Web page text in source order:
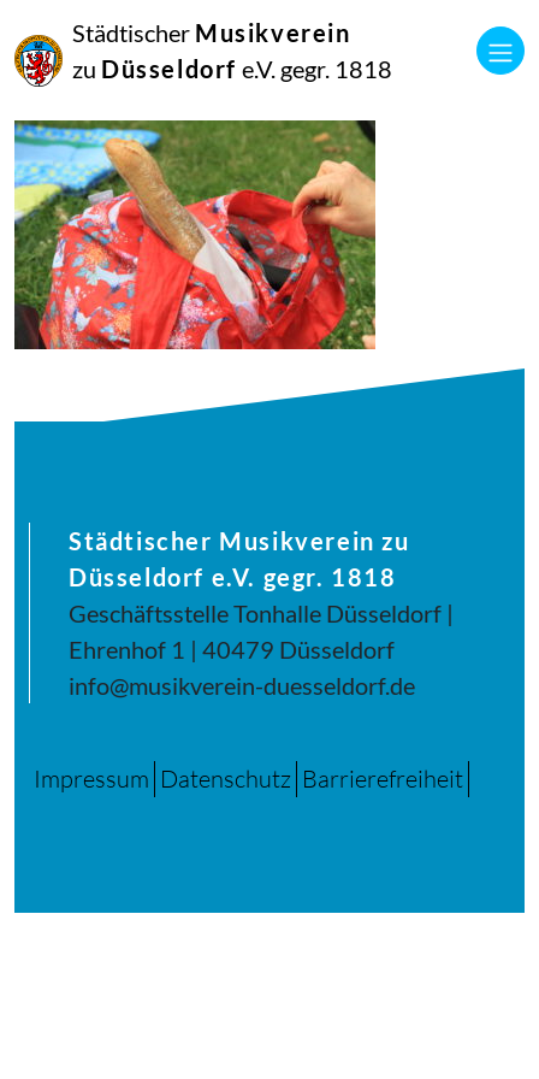
Städtischer Musikverein
zu Düsseldorf e.V. gegr. 1818
Juni
2018
Manfred Hill
Städtischer Musikverein zu
Düsseldorf e.V. gegr. 1818
Geschäftsstelle Tonhalle Düsseldorf |
Ehrenhof 1 | 40479 Düsseldorf
info@musikverein-duesseldorf.de
Impressum Datenschutz Barrierefreiheit